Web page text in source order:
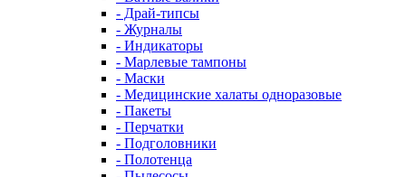
- Драй-типсы
- Журналы
- Индикаторы
- Марлевые тампоны
- Маски
- Медицинские халаты одноразовые
- Пакеты
- Перчатки
- Подголовники
- Полотенца